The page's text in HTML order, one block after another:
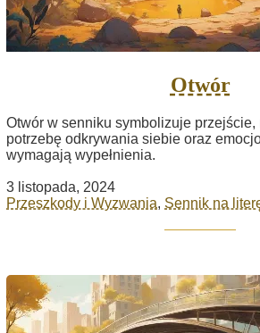
Otwór
Otwór w senniku symbolizuje przejście,
potrzebę odkrywania siebie oraz
wymagają wypełnienia.
3 listopada, 2024
Przeszkody i Wyzwania, Sennik na